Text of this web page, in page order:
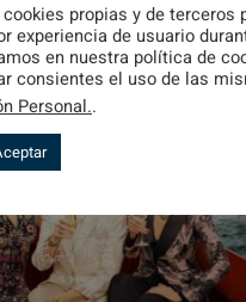
propias y de terceros
experiencia de usuario
en nuestra política de
consientes el uso de las
Personal..